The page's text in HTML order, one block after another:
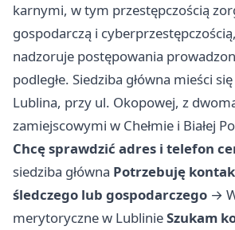
karnymi, w tym przestępczością
gospodarczą i
nadzoruje postępowania
podległe. Siedziba główna mieści
Lublina, przy ul. Okopowej, z
zamiejscowymi w Chełmie i Białej
Chcę sprawdzić adres i telefon
siedziba główna Potrzebuję
śledczego lub gospodarczego →
merytoryczne w LublinieSzukam